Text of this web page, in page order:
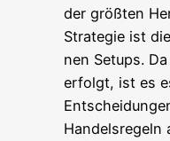
der größ­ten
Stra­te­gie ist
nen Set­ups.
erfolgt, ist es
Han­dels­re­geln